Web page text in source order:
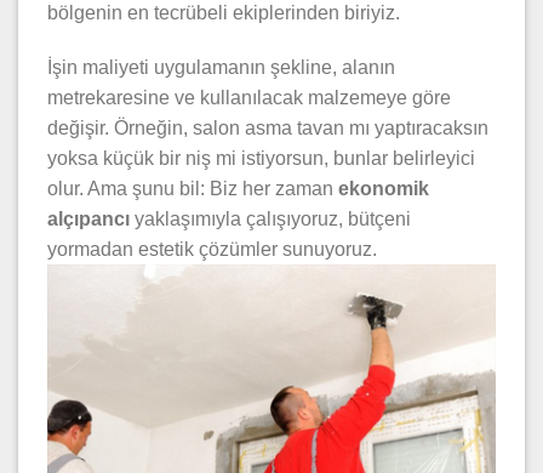
bölgenin en tecrübeli ekiplerinden biriyiz.
İşin maliyeti uygulamanın şekline, alanın
metrekaresine ve kullanılacak malzemeye göre
değişir. Örneğin, salon asma tavan mı yaptıracaksın
yoksa küçük bir niş mi istiyorsun, bunlar belirleyici
olur. Ama şunu bil: Biz her zaman ekonomik
alçıpancı yaklaşımıyla çalışıyoruz, bütçeni
yormadan estetik çözümler sunuyoruz.